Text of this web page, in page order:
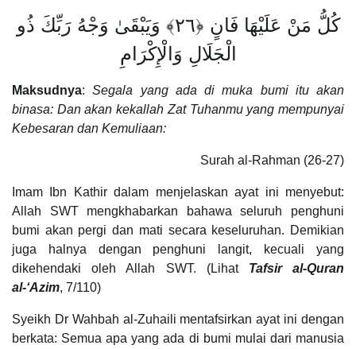
كُلُّ مَنْ عَلَيْهَا فَانٍ ﴿٢٦﴾ وَيَبْقَىٰ وَجْهُ رَبِّكَ ذُو
الْجَلَالِ وَالْإِكْرَامِ
Maksudnya:Segala yang ada di muka bumi itu akan
binasa: Dan akan kekallah Zat Tuhanmu yang mempunyai
Kebesaran dan Kemuliaan:
Surah al-Rahman (26-27)
Imam Ibn Kathir dalam menjelaskan ayat ini menyebut:
Allah SWT mengkhabarkan bahawa seluruh penghuni
bumi akan pergi dan mati secara keseluruhan. Demikian
juga halnya dengan penghuni langit, kecuali yang
dikehendaki oleh Allah SWT. (Lihat Tafsir al-Quran
al-‘Azim, 7/110)
Syeikh Dr Wahbah al-Zuhaili mentafsirkan ayat ini dengan
berkata: Semua apa yang ada di bumi mulai dari manusia